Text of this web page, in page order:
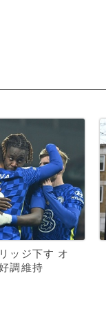
ッジ下す オ
調維持